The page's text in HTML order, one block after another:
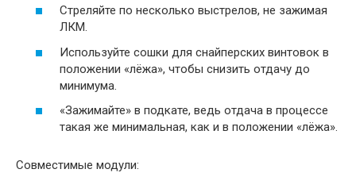
Стреляйте по несколько выстрелов, не зажимая
ЛКМ.
Используйте сошки для снайперских винтовок в
положении «лёжа», чтобы снизить отдачу до
минимума.
«Зажимайте» в подкате, ведь отдача в процессе
такая же минимальная, как и в положении «лёжа».
Совместимые модули: